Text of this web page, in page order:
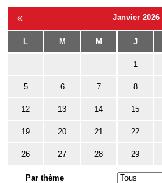
« Janvier 2026
L M M J
1
5 6 7 8
12 13 14 15
19 20 21 22
26 27 28 29
Par thème